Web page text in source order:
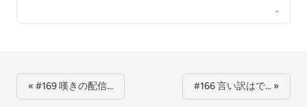
« #169 嘆きの配信… #166 言い訳はで… »